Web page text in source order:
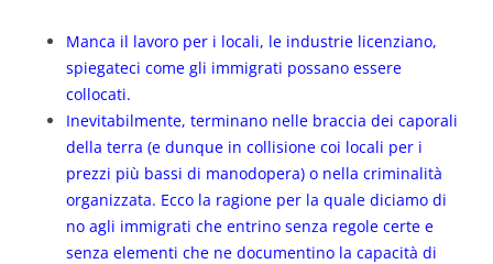
Manca il lavoro per i locali, le industrie licenziano,
spiegateci come gli immigrati possano essere
collocati.
Inevitabilmente, terminano nelle braccia dei caporali
della terra (e dunque in collisione coi locali per i
prezzi più bassi di manodopera) o nella criminalità
organizzata. Ecco la ragione per la quale diciamo di
no agli immigrati che entrino senza regole certe e
senza elementi che ne documentino la capacità di